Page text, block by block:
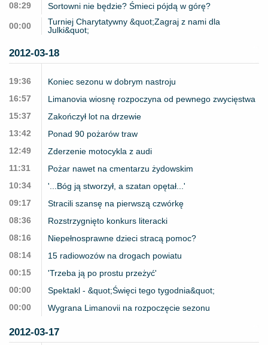
08:29
Sortowni nie będzie? Śmieci pójdą w górę?
00:00
Turniej Charytatywny &quot;Zagraj z nami dla
Julki&quot;
2012-03-18
19:36
Koniec sezonu w dobrym nastroju
16:57
Limanovia wiosnę rozpoczyna od pewnego zwycięstwa
15:37
Zakończył lot na drzewie
13:42
Ponad 90 pożarów traw
12:49
Zderzenie motocykla z audi
11:31
Pożar nawet na cmentarzu żydowskim
10:34
'...Bóg ją stworzył, a szatan opętał...'
09:17
Stracili szansę na pierwszą czwórkę
08:36
Rozstrzygnięto konkurs literacki
08:16
Niepełnosprawne dzieci stracą pomoc?
08:14
15 radiowozów na drogach powiatu
00:15
'Trzeba ją po prostu przeżyć'
00:00
Spektakl - &quot;Święci tego tygodnia&quot;
00:00
Wygrana Limanovii na rozpoczęcie sezonu
2012-03-17